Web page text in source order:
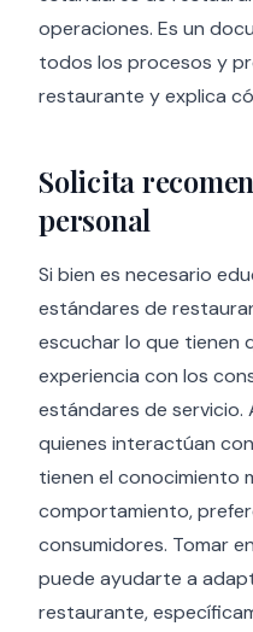
operaciones. Es un
todos los procesos y
restaurante y explica
Solicita
personal
Si bien es necesario
estándares de
escuchar lo que tienen
experiencia con los
estándares de servicio.
quienes interactúan
tienen el conocimiento
comportamiento,
consumidores. Tomar
puede ayudarte a
restaurante,